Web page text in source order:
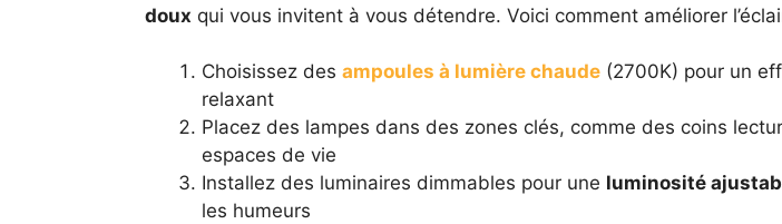
doux qui vous invitent à vous détendre. Voici comment améliorer
Choisissez des ampoules à lumière chaude(2700K) pour un
relaxant
Placez des lampes dans des zones clés, comme des coins
espaces de vie
Installez des luminaires dimmables pour une luminosité
les humeurs